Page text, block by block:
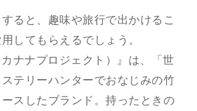
ると、 趣味や旅行で出かけるこ
してもらえるでしょう。
ナナプロジェクト）』は、「世
テリーハンターでおなじみの竹
スしたブランド。持ったときの